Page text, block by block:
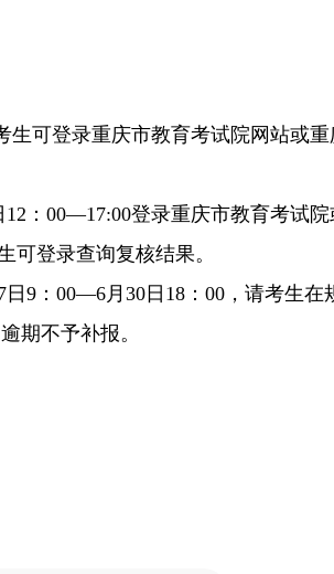
生可登录重庆市教育考试院网站或
：00—17:00登录重庆市教育考试
可登录查询复核结果。
9：00—6月30日18：00，请考生在
期不予补报。